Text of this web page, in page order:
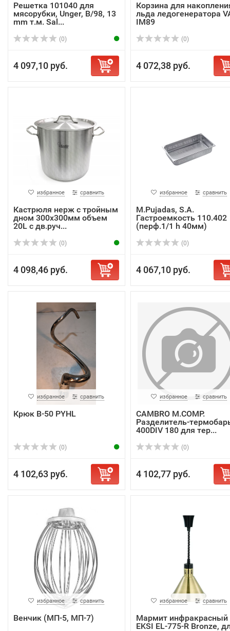
Решетка 101040 для
мясорубки, Unger, B/98, 13
mm т.м. Sal...
(0)
4 097,10 руб.
Корзина для
льда ледогенератора
IM89
(0)
4 072,38 руб.
избранное сравнить
Кастрюля нерж с тройным
дном 300х300мм объем
20L с дв.руч...
(0)
4 098,46 руб.
избранное сравнить
M.Pujadas, S.A.
Гастроемкость 110.402
(перф.1/1 h 40мм)
(0)
4 067,10 руб.
избранное сравнить
Крюк В-50 PYHL
(0)
4 102,63 руб.
избранное сравнить
CAMBRO M.COMP.
Разделитель-
400DIV 180 для тер...
(0)
4 102,77 руб.
избранное сравнить
Венчик (МП-5, МП-7)
избранное сравнить
Мармит инфракрасный
EKSI EL-775-R Bronze,